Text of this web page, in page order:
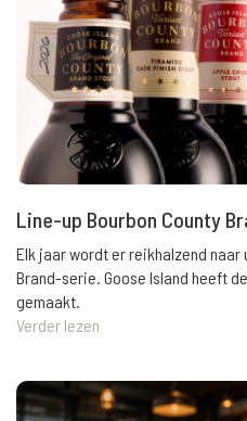
Line-up Bourbon County
Elk jaar wordt er reikhalzend naar
Brand-serie. Goose Island heeft
gemaakt.
Verder lezen